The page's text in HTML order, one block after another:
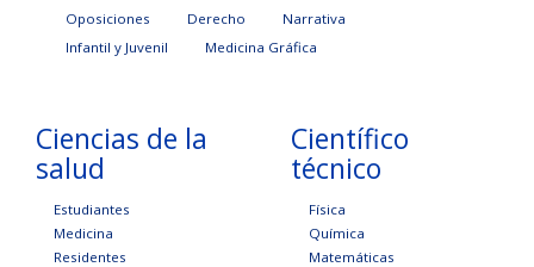
Oposiciones
Derecho
Narrativa
Infantil y Juvenil
Medicina Gráfica
Ciencias de la
salud
Estudiantes
Medicina
Residentes
Científico
técnico
Física
Química
Matemáticas